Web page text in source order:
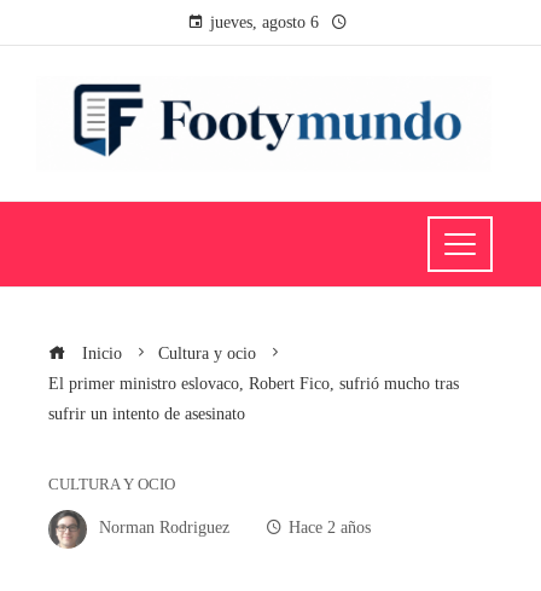
jueves, agosto 6
Inicio
Cultura y ocio
El primer ministro eslovaco, Robert Fico, sufrió mucho tras
sufrir un intento de asesinato
CULTURA Y OCIO
Norman Rodriguez Hace 2 años